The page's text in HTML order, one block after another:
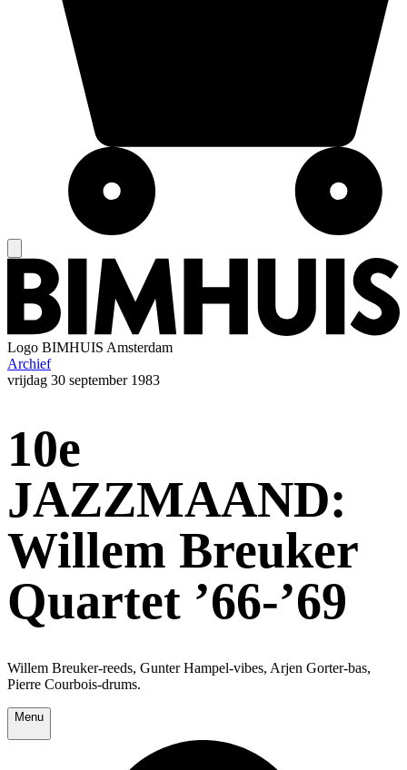
Logo BIMHUIS Amsterdam
Archief
vrijdag 30 september 1983
10e
JAZZMAAND:
Willem Breuker
Quartet ’66-’69
Willem Breuker-reeds, Gunter Hampel-vibes, Arjen Gorter-bas,
Pierre Courbois-drums.
Menu